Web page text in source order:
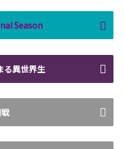
Season
る異世界生